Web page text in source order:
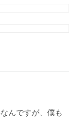
んですが、僕も